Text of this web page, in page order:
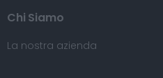
Chi Siamo
La nostra azienda